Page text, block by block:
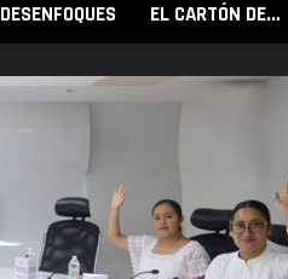
Informativo
DESENFOQUES EL CARTÓN DE…